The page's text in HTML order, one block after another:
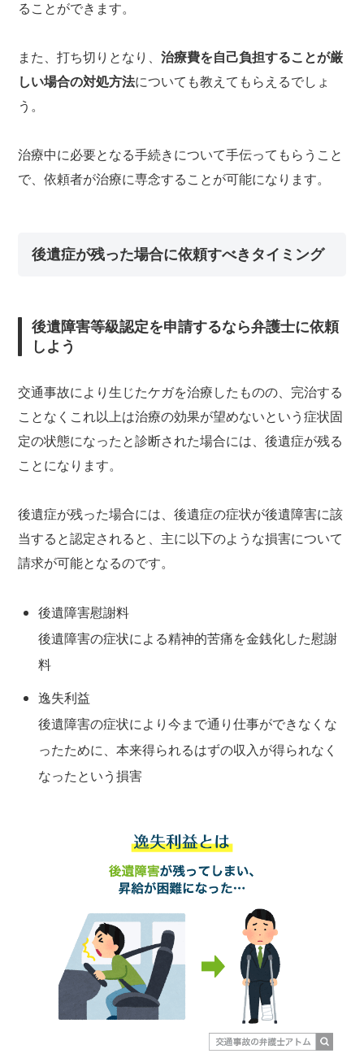
ることができます。
また、打ち切りとなり、治療費を自己負担することが厳
しい場合の対処方法についても教えてもらえるでしょ
う。
治療中に必要となる手続きについて手伝ってもらうこと
で、依頼者が治療に専念することが可能になります。
後遺症が残った場合に依頼すべきタイミング
後遺障害等級認定を申請するなら弁護士に依頼
しよう
交通事故により生じたケガを治療したものの、完治する
ことなくこれ以上は治療の効果が望めないという症状固
定の状態になったと診断された場合には、後遺症が残る
ことになります。
後遺症が残った場合には、後遺症の症状が後遺障害に該
当すると認定されると、主に以下のような損害について
請求が可能となるのです。
後遺障害慰謝料
後遺障害の症状による精神的苦痛を金銭化した慰謝
料
逸失利益
後遺障害の症状により今まで通り仕事ができなくな
ったために、本来得られるはずの収入が得られなく
なったという損害